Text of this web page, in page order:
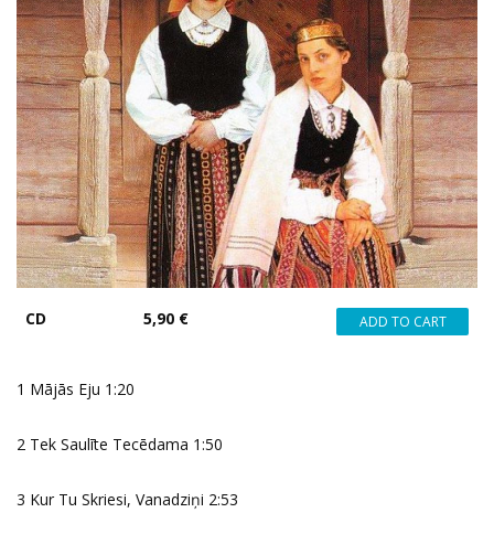
CD 5,90 €
1 Mājās Eju 1:20
2 Tek Saulīte Tecēdama 1:50
3 Kur Tu Skriesi, Vanadziņi 2:53